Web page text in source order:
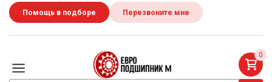
Помощь в подборе Перезвоните мне
0